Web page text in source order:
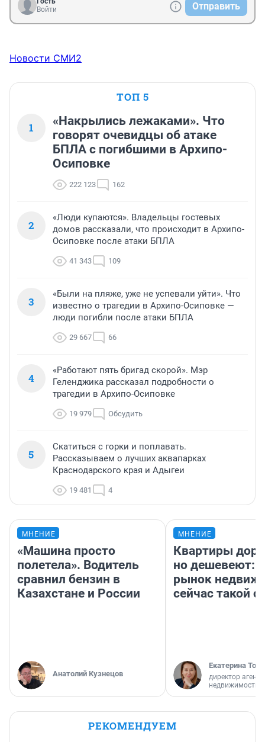
Войти
Отправить
Новости СМИ2
ТОП 5
1
«Накрылись лежаками». Что
говорят очевидцы об атаке
БПЛА с погибшими в Архипо-
Осиповке
222 123 162
2
«Люди купаются». Владельцы гостевых
домов рассказали, что происходит в Архипо-
Осиповке после атаки БПЛА
41 343 109
3
«Были на пляже, уже не успевали уйти». Что
известно о трагедии в Архипо-Осиповке —
люди погибли после атаки БПЛА
29 667 66
4
«Работают пять бригад скорой». Мэр
Геленджика рассказал подробности о
трагедии в Архипо-Осиповке
19 979 Обсудить
5
Скатиться с горки и поплавать.
Рассказываем о лучших аквапарках
Краснодарского края и Адыгеи
19 481 4
МНЕНИЕ
«Машина просто
полетела». Водитель
сравнил бензин в
Казахстане и России
Анатолий Кузнецов
МНЕНИЕ
Квартиры
но дешевеют:
рынок
сейчас такой
Екатерина
директор
недвижимости
РЕКОМЕНДУЕМ